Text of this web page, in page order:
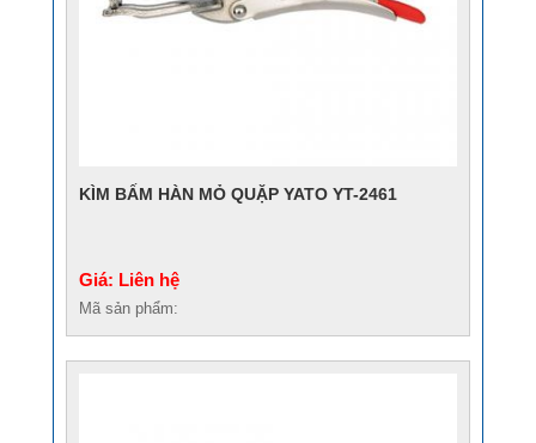
KÌM BẤM HÀN MỎ QUẶP YATO YT-2461
Giá: Liên hệ
Mã sản phẩm: